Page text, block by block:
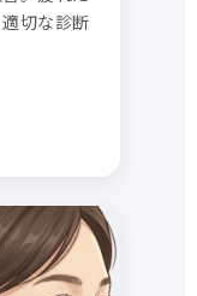
切な診断